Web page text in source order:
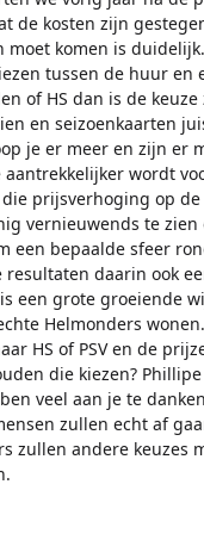
de kosten zijn
moet komen is
tussen de huur en
of HS dan is de keuze
en seizoenkaarten
je er meer en zijn er
wordt
prijsverhoging op de
vernieuwends te
een bepaalde sfeer
daarin ook
een grote groeiende
Helmonders
HS of PSV en de
die kiezen?
veel aan je te
zullen echt af
zullen andere keuzes